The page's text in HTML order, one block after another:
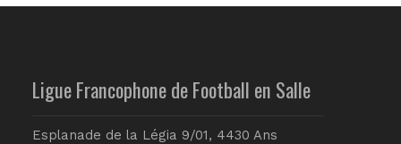
Ligue Francophone de Football en Salle
Esplanade de la Légia 9/01, 4430 Ans